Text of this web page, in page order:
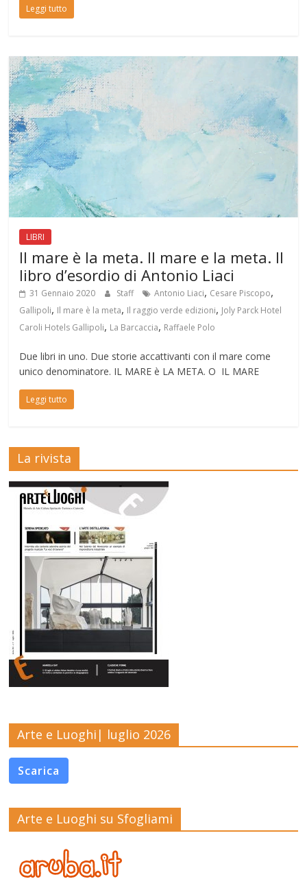
Leggi tutto
LIBRI
Il mare è la meta. Il mare e la meta. Il
libro d’esordio di Antonio Liaci
31 Gennaio 2020 Staff Antonio Liaci, Cesare Piscopo,
Gallipoli, Il mare è la meta, Il raggio verde edizioni, Joly Parck Hotel
Caroli Hotels Gallipoli, La Barcaccia, Raffaele Polo
Due libri in uno. Due storie accattivanti con il mare come
unico denominatore. IL MARE è LA META. O IL MARE
Leggi tutto
La rivista
Arte e Luoghi| luglio 2026
Scarica
Arte e Luoghi su Sfogliami